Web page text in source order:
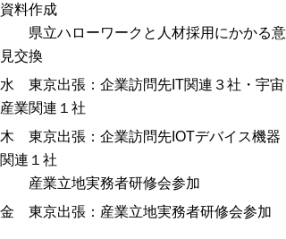
資料作成
県立ハローワークと人材採用にかかる意
見交換
水 東京出張：企業訪問先IT関連３社・宇宙
産業関連１社
木 東京出張：企業訪問先IOTデバイス機器
関連１社
産業立地実務者研修会参加
金 東京出張：産業立地実務者研修会参加